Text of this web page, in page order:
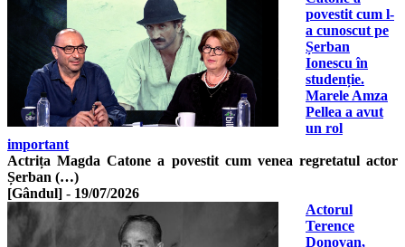
povestit cum l-
a cunoscut pe
Șerban
Ionescu în
studenție.
Marele Amza
Pellea a avut
un rol
important
Actrița Magda Catone a povestit cum venea regretatul actor
Șerban (…)
[Gândul] - 19/07/2026
Actorul
Terence
Donovan,